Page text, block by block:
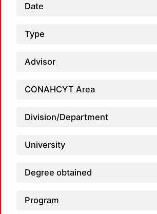
Date
Type
Advisor
CONAHCYT Area
Division/Department
University
Degree obtained
Program